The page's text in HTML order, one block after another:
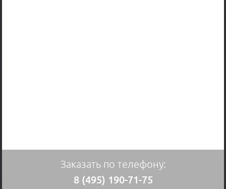
Заказать по телефону:
8 (495) 190-71-75